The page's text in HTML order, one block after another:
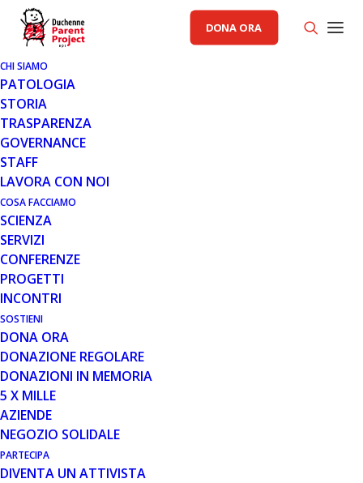
DONA ORA
CHI SIAMO
PATOLOGIA
STORIA
TRASPARENZA
GOVERNANCE
STAFF
LAVORA CON NOI
COSA FACCIAMO
SCIENZA
SERVIZI
CONFERENZE
PROGETTI
INCONTRI
SOSTIENI
DONA ORA
DONAZIONE REGOLARE
DONAZIONI IN MEMORIA
5 X MILLE
AZIENDE
NEGOZIO SOLIDALE
PARTECIPA
DIVENTA UN ATTIVISTA
5 FEB 2024
CONCLUSO CON SUCCESSO IL
TERZO WEBINAR DI PARENT
PROJECT SULLA
REGOLAMENTAZIONE DEI
FARMACI
Parent Project ha concluso con successo la serie di
webinar dedicati al percorso di approvazione dei
farmaci, offrendo agli spettatori un confronto…
Leggi tutto
GENERALE